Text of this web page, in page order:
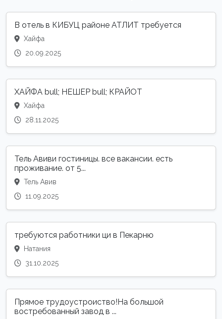
В отель в КИБУЦ районе АТЛИТ требуется
Хайфа
20.09.2025
ХАЙФА bull; НЕШЕР bull; КРАЙОТ
Хайфа
28.11.2025
Тель Авиви гостиницы. все вакансии. есть
проживание. от 5...
Тель Авив
11.09.2025
требуются работники ци в Пекарню
Натания
31.10.2025
Прямое трудоустроиство!На большой
востребованный завод в ...